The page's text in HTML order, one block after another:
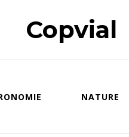
Copvial
NATURE